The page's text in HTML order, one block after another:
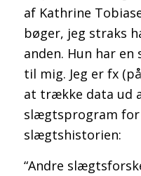
af Kathrine
bøger, jeg straks
anden. Hun har
til mig. Jeg er fx
at trække data ud
slægtsprogram for
slægtshistorien:
“Andre